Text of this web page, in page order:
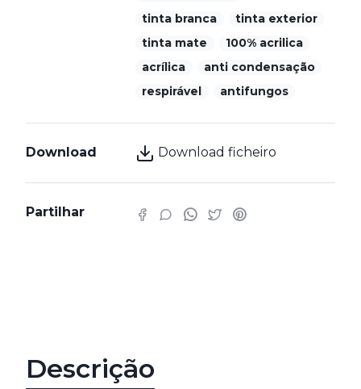
tinta branca
tinta exterior
tinta mate
100% acrilica
acrílica
anti condensação
respirável
antifungos
Download Download ficheiro
Partilhar
Descrição